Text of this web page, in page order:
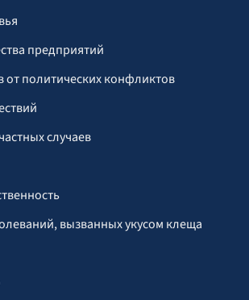
предприятий
от политических конфликтов
случаев
вызванных укусом клеща